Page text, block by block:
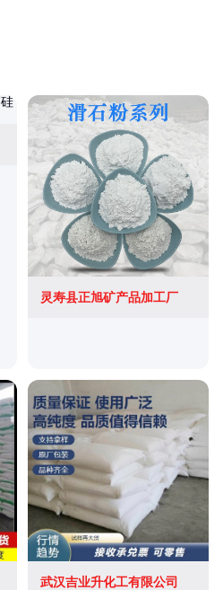
灵寿县正旭矿产品加工厂
武汉吉业升化工有限公司